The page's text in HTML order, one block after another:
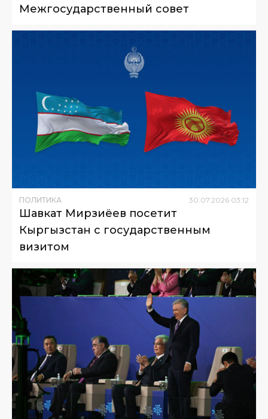
Межгосударственный совет
ПОЛИТИКА 30.07.2026 03:12
Шавкат Мирзиёев посетит
Кыргызстан с государственным
визитом